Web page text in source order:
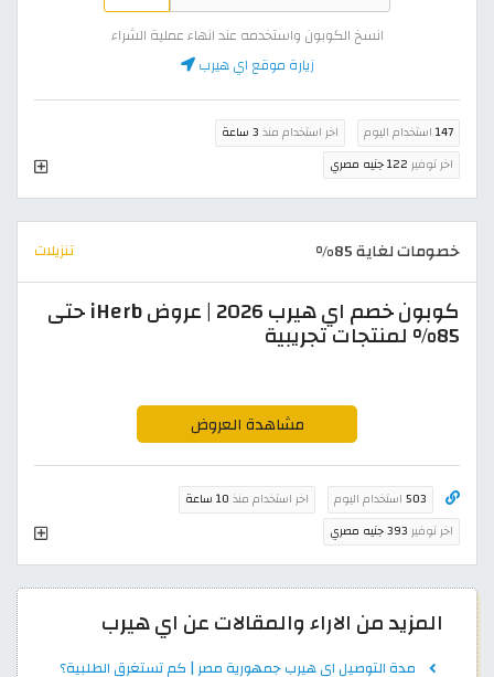
انسخ الكوبون واستخدمه عند انهاء عملية الشراء
زيارة موقع اي هيرب
147 استخدام اليوم اخر استخدام منذ 3 ساعة
اخر توفير 122 جنيه مصري
خصومات لغاية 85% تنزيلات
كوبون خصم اي هيرب 2026 | عروض iHerb حتى
85% لمنتجات تجريبية
مشاهدة العروض
503 استخدام اليوم اخر استخدام منذ 10 ساعة
اخر توفير 393 جنيه مصري
المزيد من الاراء والمقالات عن اي هيرب
مدة التوصيل اي هيرب جمهورية مصر | كم تستغرق الطلبية؟